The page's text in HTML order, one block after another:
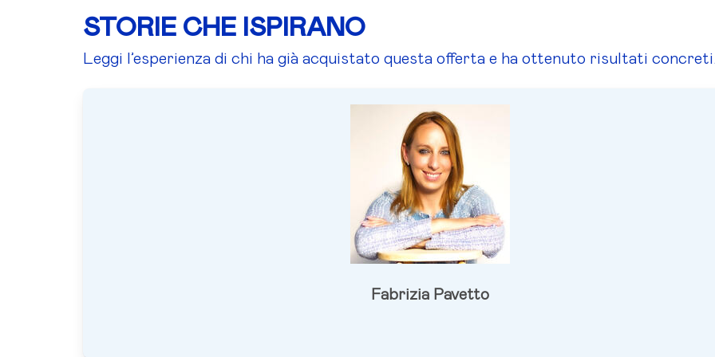
STORIE CHE ISPIRANO
Leggi l’esperienza di chi ha già acquistato questa offerta e ha ottenuto risultati
Fabrizia Pavetto